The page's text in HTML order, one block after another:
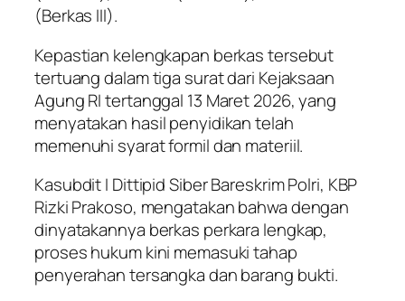
(Berkas III).
Kepastian kelengkapan berkas tersebut
tertuang dalam tiga surat dari Kejaksaan
Agung RI tertanggal 13 Maret 2026, yang
menyatakan hasil penyidikan telah
memenuhi syarat formil dan materiil.
Kasubdit I Dittipid Siber Bareskrim Polri, KBP
Rizki Prakoso, mengatakan bahwa dengan
dinyatakannya berkas perkara lengkap,
proses hukum kini memasuki tahap
penyerahan tersangka dan barang bukti.